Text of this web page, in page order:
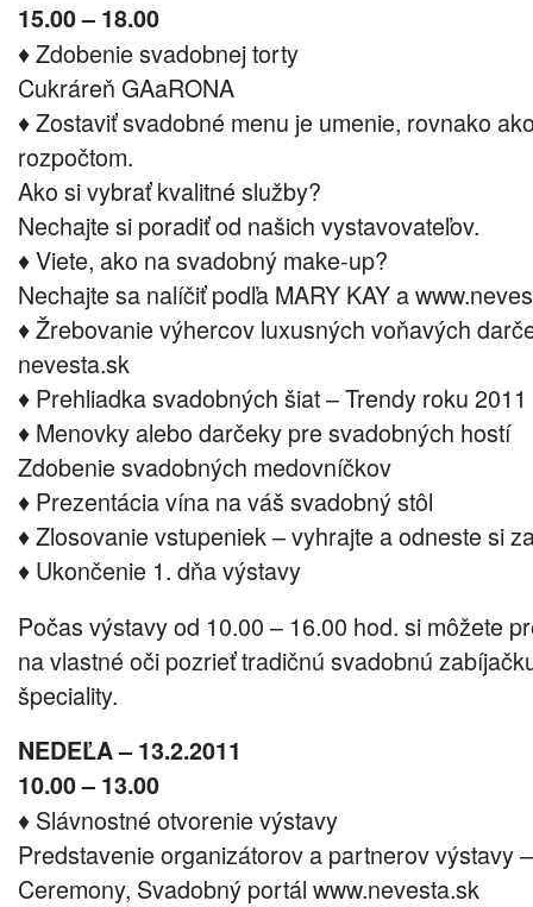
15.00 – 18.00
♦ Zdobenie svadobnej torty
Cukráreň GAaRONA
♦ Zostaviť svadobné menu je umenie, rovnako
rozpočtom.
Ako si vybrať kvalitné služby?
Nechajte si poradiť od našich vystavovateľov.
♦ Viete, ako na svadobný make-up?
Nechajte sa nalíčiť podľa MARY KAY a
♦ Žrebovanie výhercov luxusných voňavých
nevesta.sk
♦ Prehliadka svadobných šiat – Trendy roku 2011
♦ Menovky alebo darčeky pre svadobných hostí
Zdobenie svadobných medovníčkov
♦ Prezentácia vína na váš svadobný stôl
♦ Zlosovanie vstupeniek – vyhrajte a odneste si
♦ Ukončenie 1. dňa výstavy
Počas výstavy od 10.00 – 16.00 hod. si môžete
na vlastné oči pozrieť tradičnú svadobnú
špeciality.
NEDEĽA – 13.2.2011
10.00 – 13.00
♦ Slávnostné otvorenie výstavy
Predstavenie organizátorov a partnerov výstavy
Ceremony, Svadobný portál www.nevesta.sk